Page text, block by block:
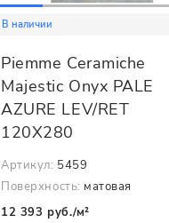
В наличии
Piemme Ceramiche
Majestic Onyx PALE
AZURE LEV/RET
120X280
Артикул: 5459
Поверхность: матовая
12 393 руб./м²